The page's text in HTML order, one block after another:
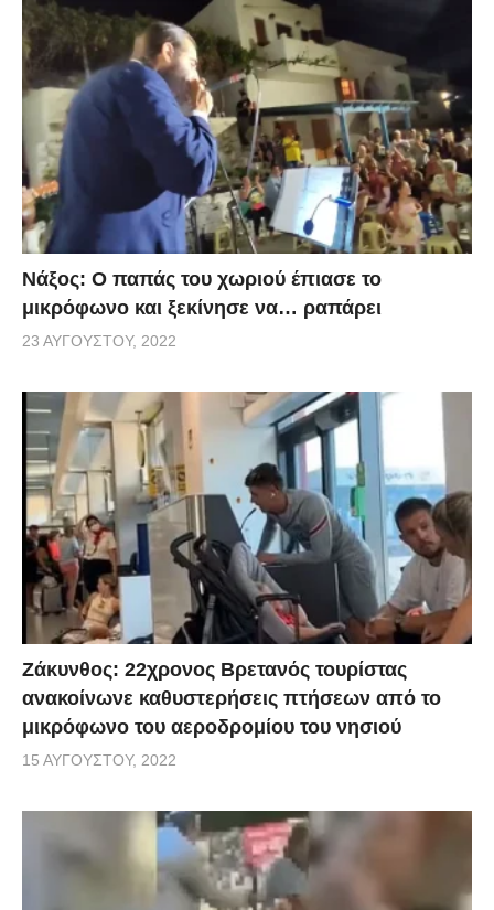
Νάξος: Ο παπάς του χωριού έπιασε το
μικρόφωνο και ξεκίνησε να… ραπάρει
23 ΑΥΓΟΎΣΤΟΥ, 2022
Ζάκυνθος: 22χρονος Βρετανός τουρίστας
ανακοίνωνε καθυστερήσεις πτήσεων από το
μικρόφωνο του αεροδρομίου του νησιού
15 ΑΥΓΟΎΣΤΟΥ, 2022